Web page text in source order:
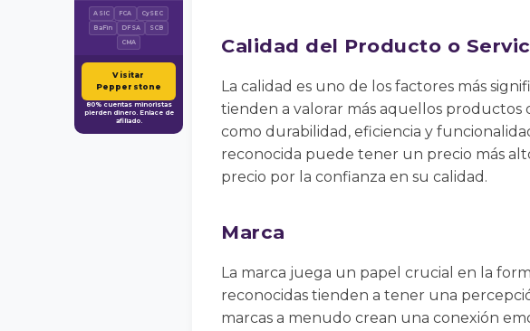
ASIC FCA
CySEC
BaFin
DFSA
SCB
CMA
Visitar
Pepperstone
80% cuentas minoristas
pierden dinero. Enlace de
afiliado.
Calidad del Producto o
La calidad es uno de los factores más
tienden a valorar más aquellos productos
como durabilidad, eficiencia y
reconocida puede tener un precio más
precio por la confianza en su calidad.
Marca
La marca juega un papel crucial en la
reconocidas tienden a tener una
marcas a menudo crean una conexión